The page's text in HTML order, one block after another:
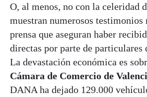
O, al menos, no con la celeridad
muestran numerosos testimonios
prensa que aseguran haber
directas por parte de particulares
La devastación económica es
Cámara de Comercio de
DANA ha dejado 129.000